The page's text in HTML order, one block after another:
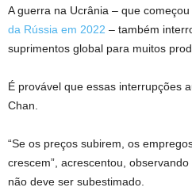
A guerra na Ucrânia – que começou
da Rússia em 2022 – também
suprimentos global para muitos
É provável que essas interrupções
Chan.
“Se os preços subirem, os
crescem”, acrescentou,
não deve ser subestimado.